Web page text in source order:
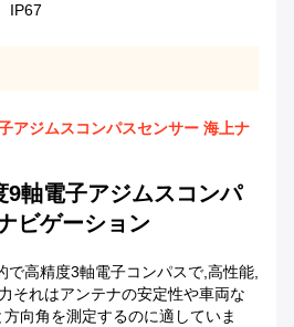
IP67
アジムスコンパスセンサー 海上ナ
9軸電子アジムスコンパ
ビゲーション
で高精度3軸電子コンパスで,高性能,
それはアンテナの安定性や車両な
向角を測定するのに適していま